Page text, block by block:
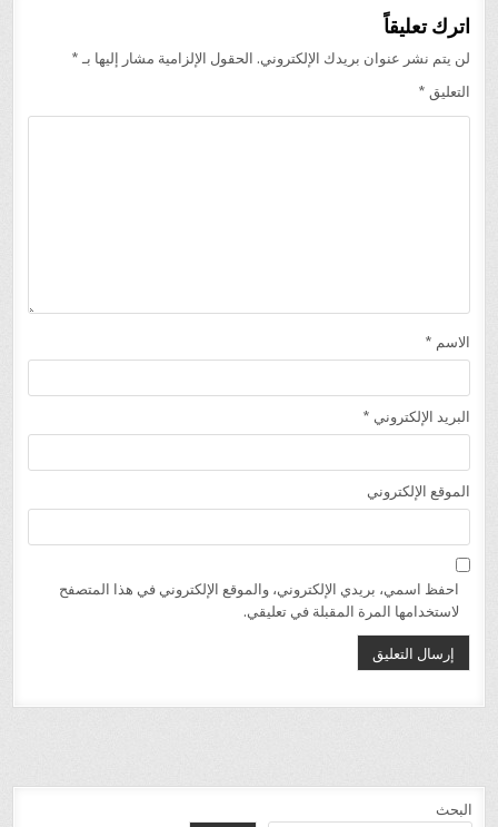
اترك تعليقاً
لن يتم نشر عنوان بريدك الإلكتروني. الحقول الإلزامية مشار إليها بـ *
التعليق *
الاسم *
البريد الإلكتروني *
الموقع الإلكتروني
احفظ اسمي، بريدي الإلكتروني، والموقع الإلكتروني في هذا المتصفح
لاستخدامها المرة المقبلة في تعليقي.
البحث